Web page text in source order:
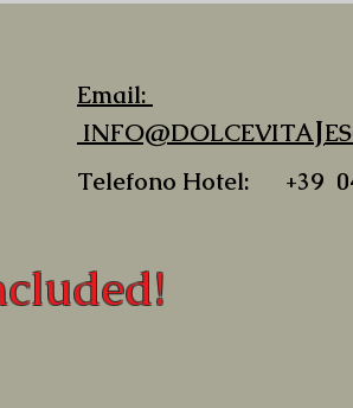
Email:
INFO@DOLCEVITAJ
Telefono Hotel: +39